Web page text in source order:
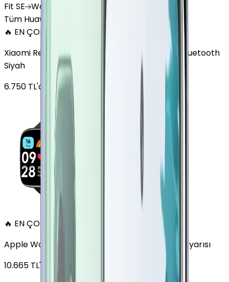
Fit SE Watch Watch
Tüm Huawei Watch'lar
🔥 EN ÇOK SATAN
Xiaomi Redmi Watch 3 Active Plastik 47mm Bluetooth
Siyah
6.750 TL'den başlayan fiyatlar
🔥 EN ÇOK SATAN
Apple Watch SE Alüminyum 44mm GPS Gece yarısı
10.665 TL'den